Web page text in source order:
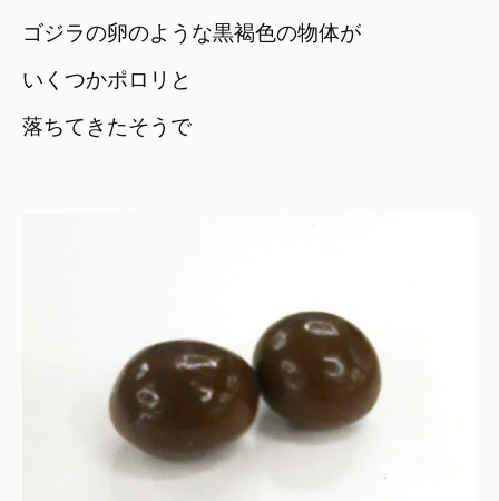
ゴジラの卵のような黒褐色の物体が
いくつかポロリと
落ちてきたそうで